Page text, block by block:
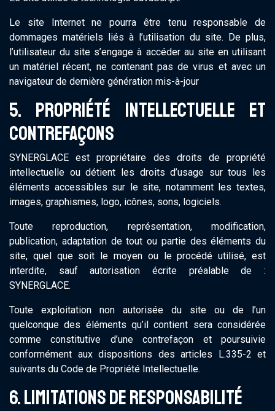
Le site Internet ne pourra être tenu responsable de
dommages matériels liés à l’utilisation du site. De plus,
l’utilisateur du site s’engage à accéder au site en utilisant
un matériel récent, ne contenant pas de virus et avec un
navigateur de dernière génération mis-à-jour
5. PROPRIÉTÉ INTELLECTUELLE ET
CONTREFAÇONS
SYNERGLACE est propriétaire des droits de propriété
intellectuelle ou détient les droits d’usage sur tous les
éléments accessibles sur le site, notamment les textes,
images, graphismes, logo, icônes, sons, logiciels.
Toute reproduction, représentation, modification,
publication, adaptation de tout ou partie des éléments du
site, quel que soit le moyen ou le procédé utilisé, est
interdite, sauf autorisation écrite préalable de :
SYNERGLACE.
Toute exploitation non autorisée du site ou de l’un
quelconque des éléments qu’il contient sera considérée
comme constitutive d’une contrefaçon et poursuivie
conformément aux dispositions des articles L.335-2 et
suivants du Code de Propriété Intellectuelle.
6. LIMITATIONS DE RESPONSABILITÉ